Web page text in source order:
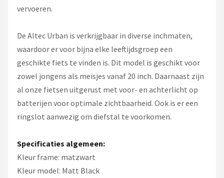
vervoeren.
De Altec Urban is verkrijgbaar in diverse inchmaten,
waardoor er voor bijna elke leeftijdsgroep een
geschikte fiets te vinden is. Dit model is geschikt voor
zowel jongens als meisjes vanaf 20 inch. Daarnaast zijn
al onze fietsen uitgerust met voor- en achterlicht op
batterijen voor optimale zichtbaarheid. Ook is er een
ringslot aanwezig om diefstal te voorkomen.
Specificaties algemeen:
Kleur frame: matzwart
Kleur model: Matt Black